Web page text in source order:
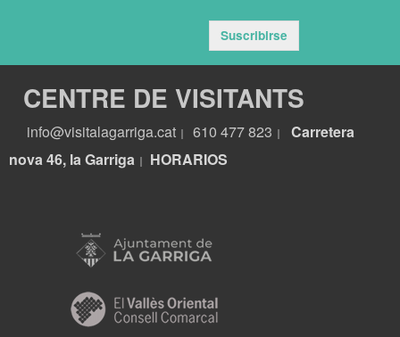
Suscribirse
CENTRE DE VISITANTS
info@visitalagarriga.cat 610 477 823
Carretera
nova 46, la Garriga
HORARIOS